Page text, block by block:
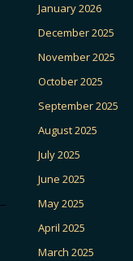
January 2026
December 2025
November 2025
October 2025
September 2025
August 2025
July 2025
June 2025
May 2025
April 2025
March 2025